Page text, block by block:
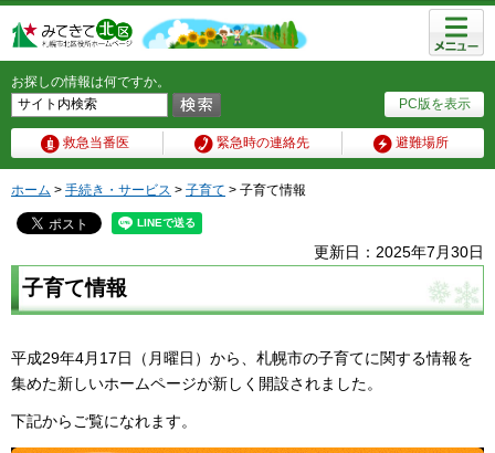
PC版を表示
お探しの情報は何ですか。
救急当番医 緊急時の連絡先 避難場所
メニュ
ー
ホーム > 手続き・サービス > 子育て > 子育て情報
更新日：2025年7月30日
子育て情報
平成29年4月17日（月曜日）から、札幌市の子育てに関する情報を
集めた新しいホームページが新しく開設されました。
下記からご覧になれます。